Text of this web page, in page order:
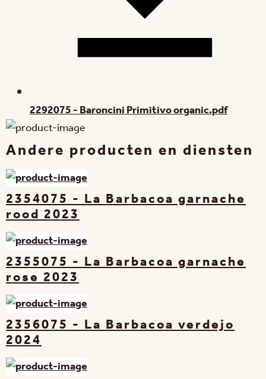
2292075 - Baroncini Primitivo organic.pdf
Andere producten en diensten
2354075 - La Barbacoa garnache
rood 2023
2355075 - La Barbacoa garnache
rose 2023
2356075 - La Barbacoa verdejo
2024